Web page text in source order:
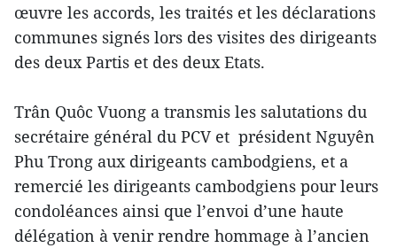
œuvre les accords, les traités et les déclarations
communes signés lors des visites des dirigeants
des deux Partis et des deux Etats.
Trân Quôc Vuong a transmis les salutations du
secrétaire général du PCV et président Nguyên
Phu Trong aux dirigeants cambodgiens, et a
remercié les dirigeants cambodgiens pour leurs
condoléances ainsi que l’envoi d’une haute
délégation à venir rendre hommage à l’ancien